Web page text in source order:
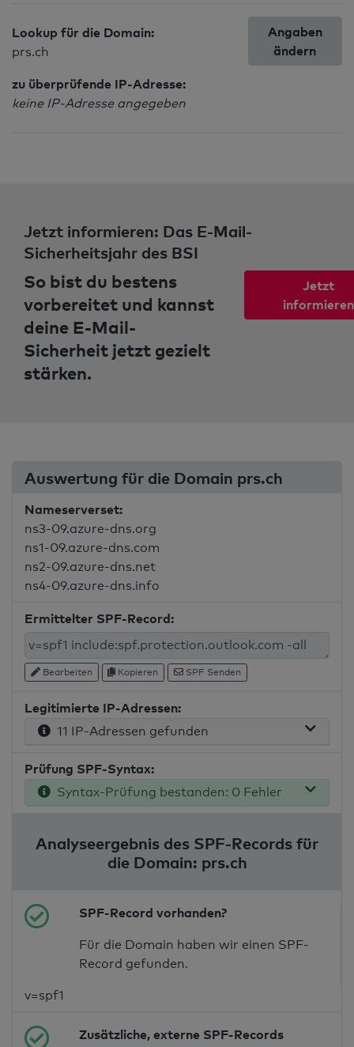
Lookup für die Domain:
prs.ch
zu überprüfende IP-Adresse:
keine IP-Adresse angegeben
Angaben
ändern
Jetzt informieren: Das E-Mail-
Sicherheitsjahr des BSI
So bist du bestens
vorbereitet und kannst
deine E-Mail-
Sicherheit jetzt gezielt
stärken.
Jetzt
informieren
Auswertung für die Domain prs.ch
Nameserverset:
ns3-09.azure-dns.org
ns1-09.azure-dns.com
ns2-09.azure-dns.net
ns4-09.azure-dns.info
Ermittelter SPF-Record:
Bearbeiten Kopieren SPF Senden
Legitimierte IP-Adressen:
11 IP-Adressen gefunden
Prüfung SPF-Syntax:
Syntax-Prüfung bestanden: 0 Fehler
Analyseergebnis des SPF-Records für
die Domain: prs.ch
SPF-Record vorhanden?
Für die Domain haben wir einen SPF-
Record gefunden.
v=spf1
Zusätzliche, externe SPF-Records